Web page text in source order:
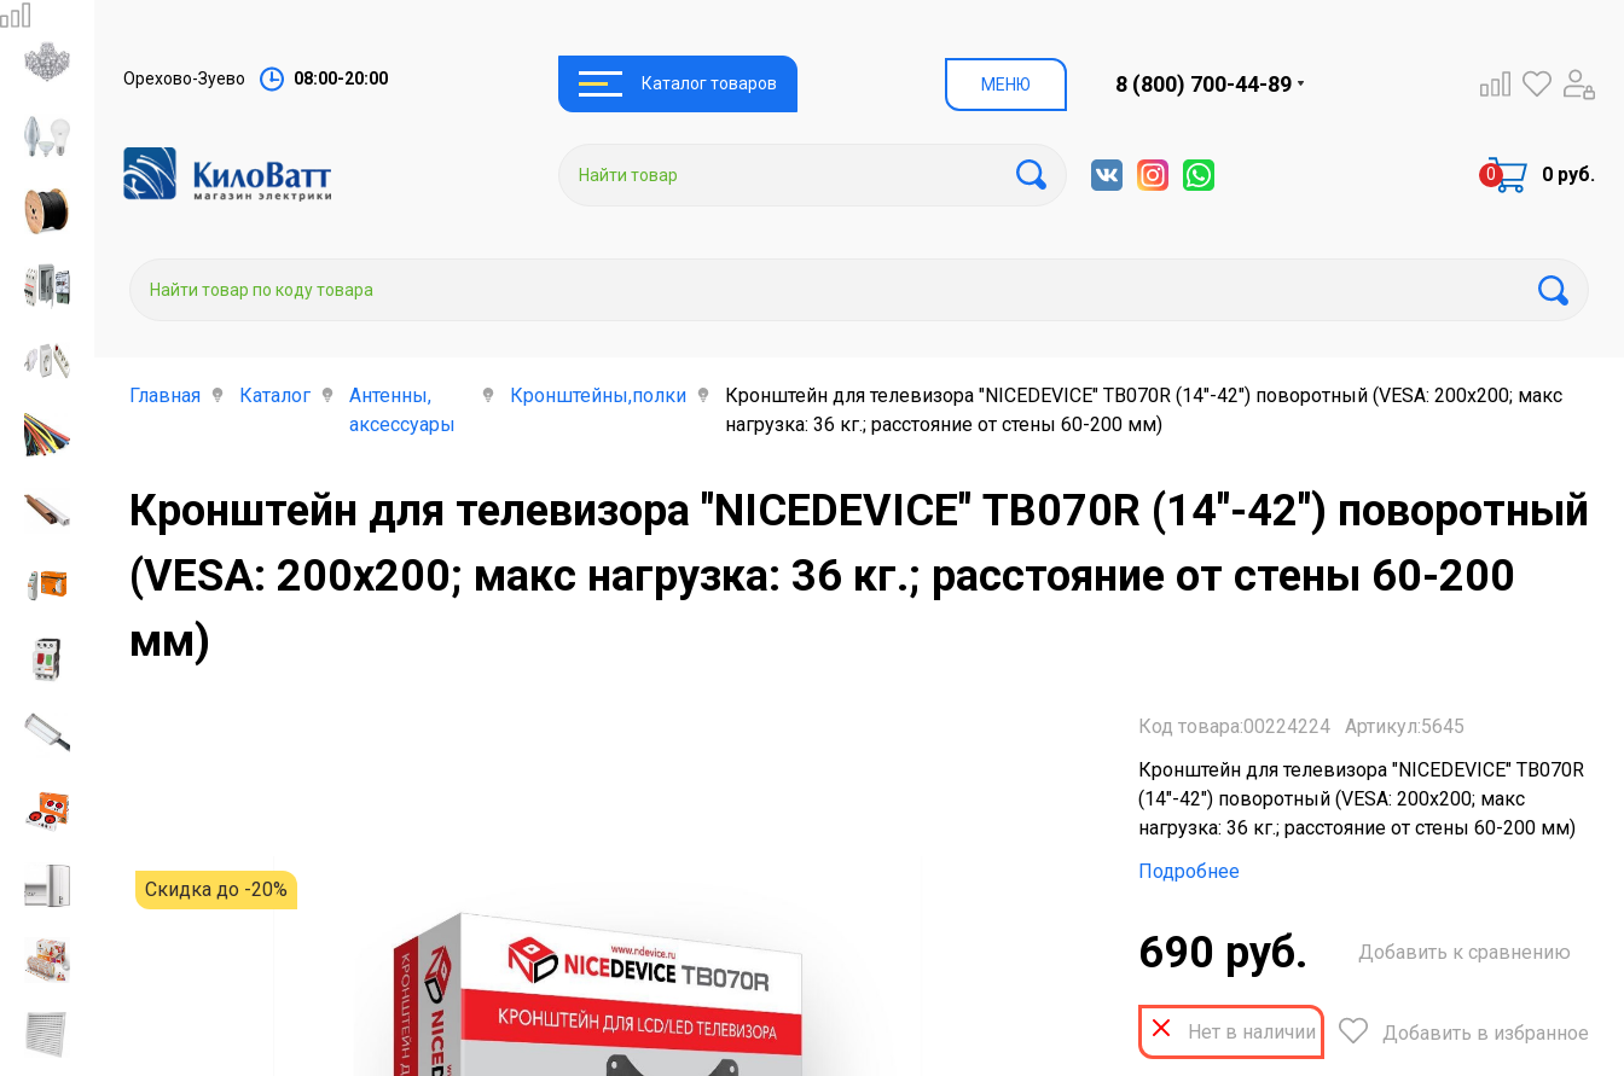
Орехово-Зуево 08:00-20:00 Каталог товаров МЕНЮ 8 (800) 700-44-89
0 руб.
Главная Каталог
Антенны,
аксессуары
Кронштейны,полки
Кронштейн для телевизора "NICEDEVICE" ТB070R (14"-42") поворотный (VESA: 200x200; макс
нагрузка: 36 кг.; расстояние от стены 60-200 мм)
Кронштейн для телевизора "NICEDEVICE" ТB070R (14"-42") поворотный
(VESA: 200x200; макс нагрузка: 36 кг.; расстояние от стены 60-200
мм)
Скидка до -20%
Код товара:00224224
Артикул:5645
Кронштейн для телевизора "NICEDEVICE" ТB070R
(14"-42") поворотный (VESA: 200x200; макс
нагрузка: 36 кг.; расстояние от стены 60-200 мм)
Подробнее
690 руб.
Нет в наличии
Добавить к сравнению
Добавить в избранное